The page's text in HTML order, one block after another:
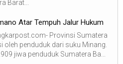
Barat...
Atar Tempuh Jalur Hukum
Provinsi Sumatera
oleh penduduk dari suku Minang.
jiwa penduduk Sumatera Ba...